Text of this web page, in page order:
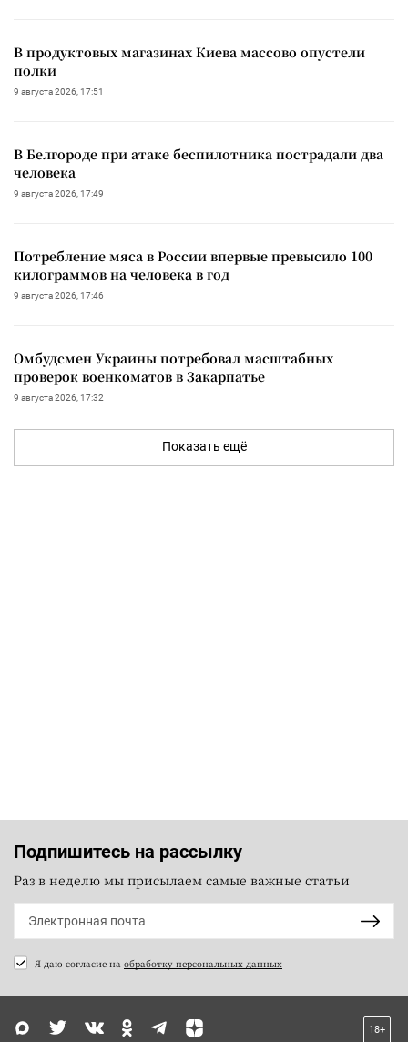
В продуктовых магазинах Киева массово опустели
полки
9 августа 2026, 17:51
В Белгороде при атаке беспилотника пострадали два
человека
9 августа 2026, 17:49
Потребление мяса в России впервые превысило 100
килограммов на человека в год
9 августа 2026, 17:46
Омбудсмен Украины потребовал масштабных
проверок военкоматов в Закарпатье
9 августа 2026, 17:32
Показать ещё
Подпишитесь на рассылку
Раз в неделю мы присылаем самые важные статьи
Я даю согласие на обработку персональных данных
18+